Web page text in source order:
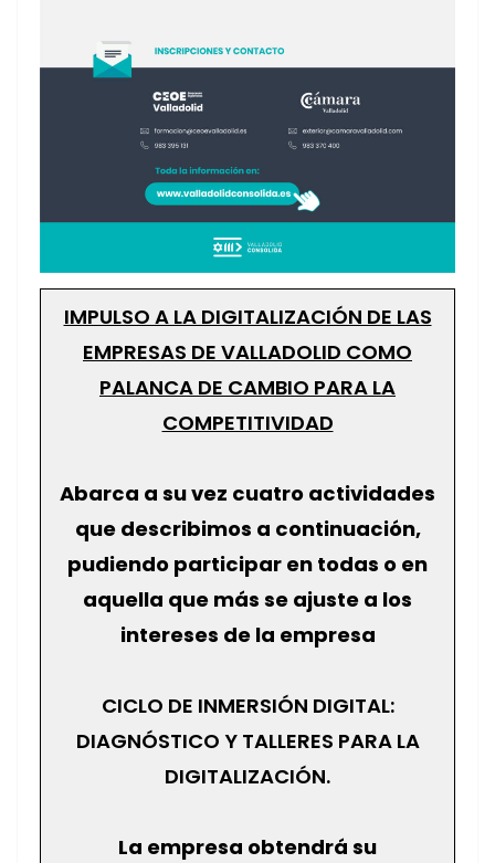
IMPULSO A LA DIGITALIZACIÓN DE LAS
EMPRESAS DE VALLADOLID COMO
PALANCA DE CAMBIO PARA LA
COMPETITIVIDAD
Abarca a su vez cuatro actividades
que describimos a continuación,
pudiendo participar en todas o en
aquella que más se ajuste a los
intereses de la empresa
CICLO DE INMERSIÓN DIGITAL:
DIAGNÓSTICO Y TALLERES PARA LA
DIGITALIZACIÓN.
La empresa obtendrá su